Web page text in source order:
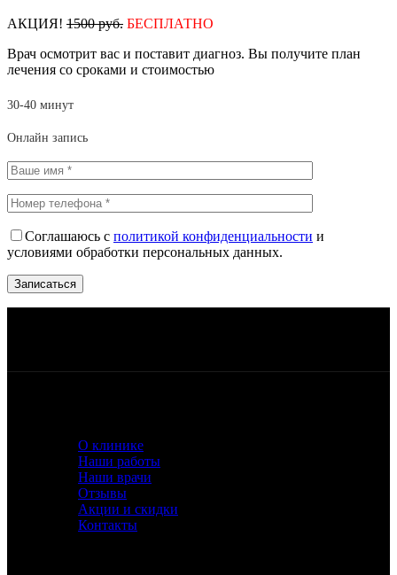
АКЦИЯ! 1500 руб. БЕСПЛАТНО
Врач осмотрит вас и поставит диагноз. Вы получите план
лечения со сроками и стоимостью
30-40 минут
Онлайн запись
Соглашаюсь с политикой конфиденциальности и
условиями обработки персональных данных.
О клинике
Наши работы
Наши врачи
Отзывы
Акции и скидки
Контакты